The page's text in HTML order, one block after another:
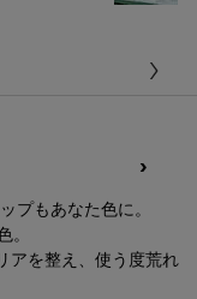
プもあなた色に。
アを整え、使う度荒れ